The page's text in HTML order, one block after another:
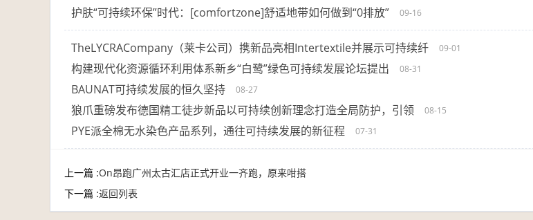
护肤“可持续环保”时代：[comfortzone]舒适地带如何做到“0排放” 09-16
TheLYCRACompany（莱卡公司）携新品亮相Intertextile并展示可持续纤 09-01
构建现代化资源循环利用体系新乡“白鹭”绿色可持续发展论坛提出 08-31
BAUNAT可持续发展的恒久坚持 08-27
狼爪重磅发布德国精工徒步新品以可持续创新理念打造全局防护，引领 08-15
PYE派全棉无水染色产品系列，通往可持续发展的新征程 07-31
上一篇 :On昂跑广州太古汇店正式开业一齐跑，原来咁搭
下一篇 :返回列表